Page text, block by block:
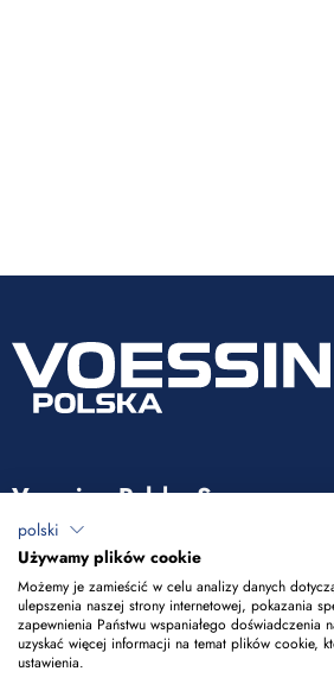
Voessing Polska Sp. z o.o.
ul. Tadeusza Kościuszki 53
85-079 Bydgoszcz
+48 52 365 50 10
polski
Używamy plików cookie
Możemy je zamieścić w celu analizy danych
ulepszenia naszej strony internetowej, pokazania
zapewnienia Państwu wspaniałego doświadczenia
uzyskać więcej informacji na temat plików cookie,
ustawienia.